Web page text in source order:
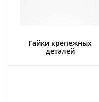
Гайки крепежных
деталей